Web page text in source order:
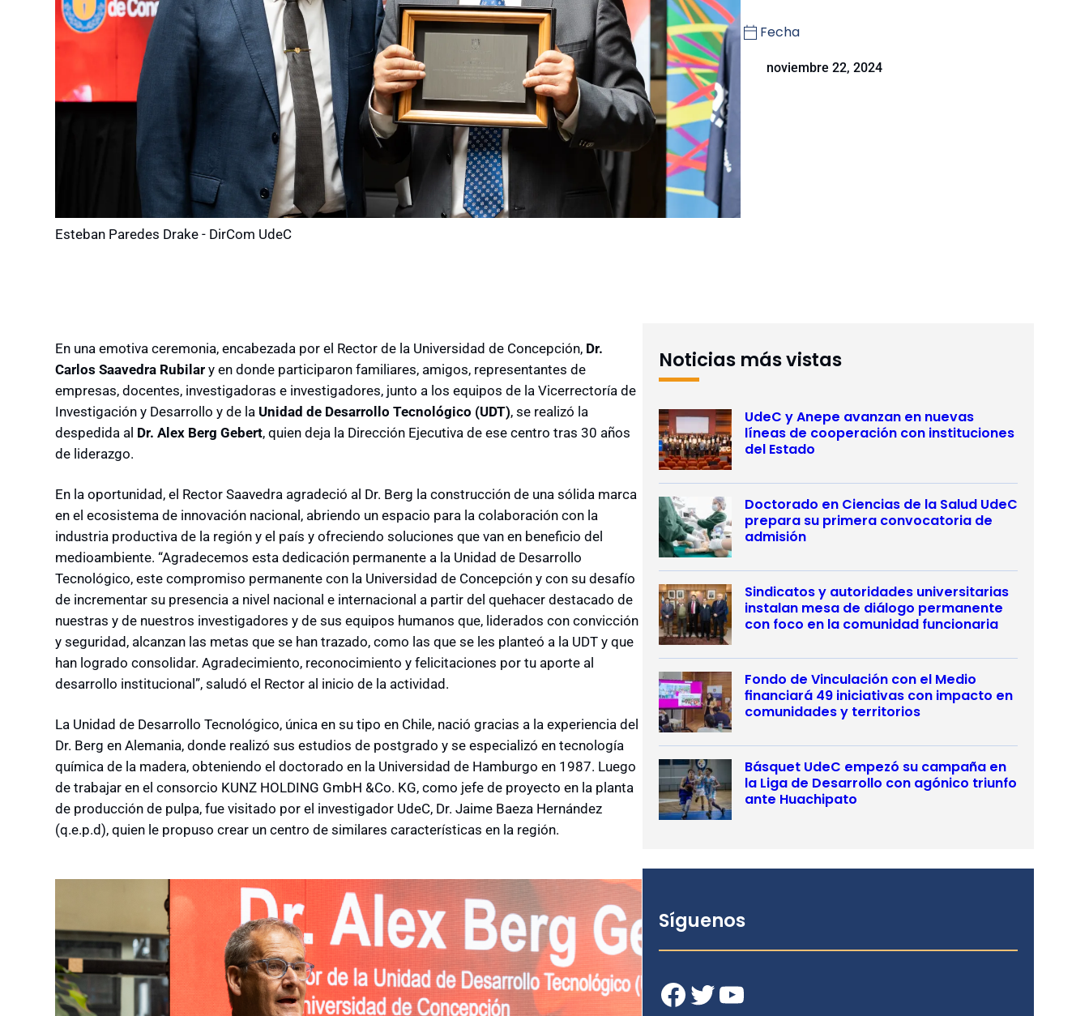
Esteban Paredes Drake - DirCom UdeC
Fecha
noviembre 22, 2024
En una emotiva ceremonia, encabezada por el Rector de la Universidad de Concepción, Dr.
Carlos Saavedra Rubilar y en donde participaron familiares, amigos, representantes de
empresas, docentes, investigadoras e investigadores, junto a los equipos de la Vicerrectoría de
Investigación y Desarrollo y de la Unidad de Desarrollo Tecnológico (UDT), se realizó la
despedida al Dr. Alex Berg Gebert, quien deja la Dirección Ejecutiva de ese centro tras 30 años
de liderazgo.
En la oportunidad, el Rector Saavedra agradeció al Dr. Berg la construcción de una sólida marca
en el ecosistema de innovación nacional, abriendo un espacio para la colaboración con la
industria productiva de la región y el país y ofreciendo soluciones que van en beneficio del
medioambiente. “Agradecemos esta dedicación permanente a la Unidad de Desarrollo
Tecnológico, este compromiso permanente con la Universidad de Concepción y con su desafío
de incrementar su presencia a nivel nacional e internacional a partir del quehacer destacado de
nuestras y de nuestros investigadores y de sus equipos humanos que, liderados con convicción
y seguridad, alcanzan las metas que se han trazado, como las que se les planteó a la UDT y que
han logrado consolidar. Agradecimiento, reconocimiento y felicitaciones por tu aporte al
desarrollo institucional”, saludó el Rector al inicio de la actividad.
La Unidad de Desarrollo Tecnológico, única en su tipo en Chile, nació gracias a la experiencia del
Dr. Berg en Alemania, donde realizó sus estudios de postgrado y se especializó en tecnología
química de la madera, obteniendo el doctorado en la Universidad de Hamburgo en 1987. Luego
de trabajar en el consorcio KUNZ HOLDING GmbH &Co. KG, como jefe de proyecto en la planta
de producción de pulpa, fue visitado por el investigador UdeC, Dr. Jaime Baeza Hernández
(q.e.p.d), quien le propuso crear un centro de similares características en la región.
Noticias más vistas
UdeC y Anepe avanzan en nuevas
líneas de cooperación con instituciones
del Estado
Doctorado en Ciencias de la Salud UdeC
prepara su primera convocatoria de
admisión
Sindicatos y autoridades universitarias
instalan mesa de diálogo permanente
con foco en la comunidad funcionaria
Fondo de Vinculación con el Medio
financiará 49 iniciativas con impacto en
comunidades y territorios
Básquet UdeC empezó su campaña en
la Liga de Desarrollo con agónico triunfo
ante Huachipato
Síguenos
Facebook Twitter YouTube